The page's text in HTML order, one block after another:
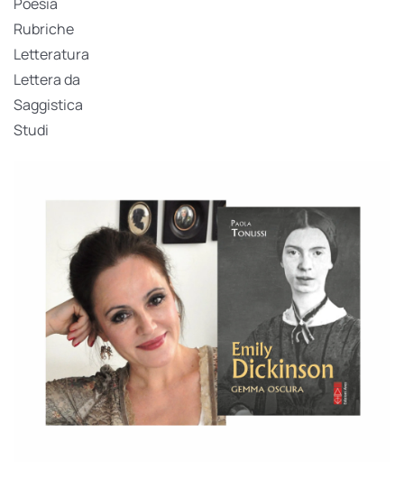
Rubriche
Letteratura
Lettera da
Saggistica
Studi